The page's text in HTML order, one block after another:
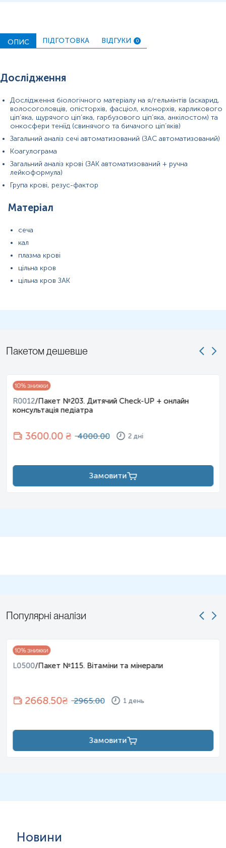
ОПИС ПІДГОТОВКА ВІДГУКИ 0
Дослідження
Дослідження біологічного матеріалу на я/гельмінтів (аскарид,
волосоголовців, опісторхів, фасціол, клонорхів, карликового
ціп’яка, щурячого ціп’яка, гарбузового ціп’яка, анкілостом) та
онкосфери теніїд (свинячого та бичачого ціп’яків)
Загальний аналіз сечі автоматизований (ЗАС автоматизований)
Коагулограма
Загальний аналіз крові (ЗАК автоматизований + ручна
лейкоформула)
Група крові, резус-фактор
Матеріал
сеча
кал
плазма крові
цільна кров
цільна кров ЗАК
Пакетом дешевше
10% знижки
R0012/Пакет №203. Дитячий Check-UP + онлайн
консультація педіатра
3600.00 ₴ 4000.00 2 дні
Замовити
Популярні аналізи
10% знижки
L0500/Пакет №115. Вітаміни та мінерали
2668.50₴ 2965.00 1 день
Замовити
Новини